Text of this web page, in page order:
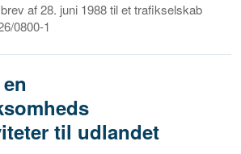
af 28. juni 1988 til et trafikselskab
0800-1
til udlandet